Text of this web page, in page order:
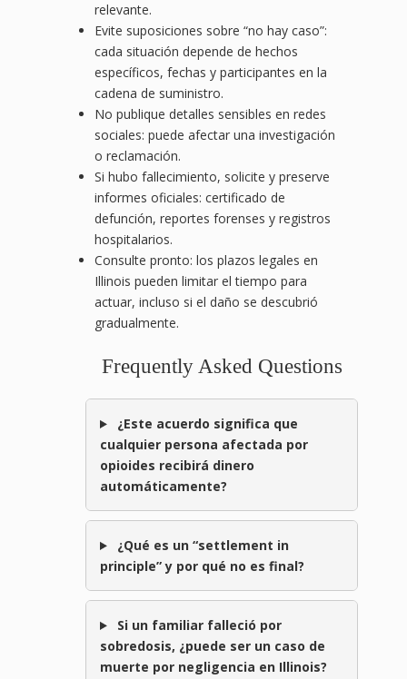
relevante.
Evite suposiciones sobre “no hay caso”:
cada situación depende de hechos
específicos, fechas y participantes en la
cadena de suministro.
No publique detalles sensibles en redes
sociales: puede afectar una investigación
o reclamación.
Si hubo fallecimiento, solicite y preserve
informes oficiales: certificado de
defunción, reportes forenses y registros
hospitalarios.
Consulte pronto: los plazos legales en
Illinois pueden limitar el tiempo para
actuar, incluso si el daño se descubrió
gradualmente.
Frequently Asked Questions
¿Este acuerdo significa que
cualquier persona afectada por
opioides recibirá dinero
automáticamente?
¿Qué es un “settlement in
principle” y por qué no es final?
Si un familiar falleció por
sobredosis, ¿puede ser un caso de
muerte por negligencia en Illinois?